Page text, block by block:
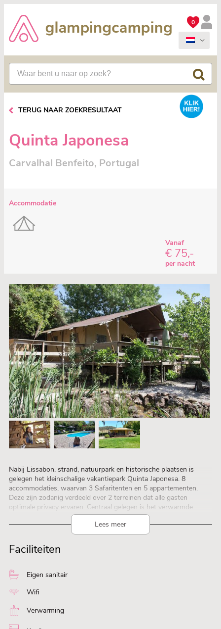
0
TERUG NAAR ZOEKRESULTAAT
Quinta Japonesa
Carvalhal Benfeito, Portugal
Accommodatie
Vanaf
€ 75,-
per nacht
Nabij Lissabon, strand, natuurpark en historische plaatsen is
gelegen het kleinschalige vakantiepark Quinta Japonesa. 8
accommodaties, waarvan 3 Safaritenten en 5 appartementen.
Deze zijn zodanig verdeeld over 2 terreinen dat alle gasten
optimale privacy ervaren. Centraal gelegen is het verwarmde
zwembad, speeltent/speelveld en terras met koffiecorner en
leestafel. Er is WIFI op het hele terrein. De gastvrije eigenaren
Michelle & Thomas die ook op het terrein wonen, helpen je graag
op weg. In de buurt zijn heerlijke traditionele restaurants.
Lees meer
Faciliteiten
Eigen sanitair
Wifi
Verwarming